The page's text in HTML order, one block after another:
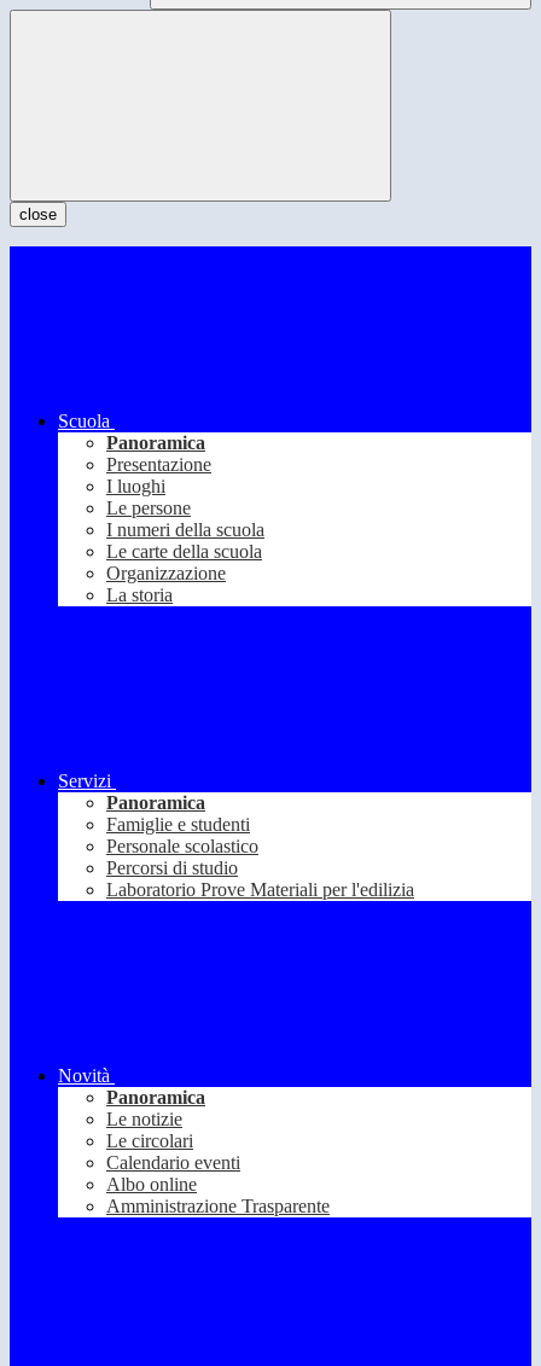
close
Scuola
Panoramica
Presentazione
I luoghi
Le persone
I numeri della scuola
Le carte della scuola
Organizzazione
La storia
Servizi
Panoramica
Famiglie e studenti
Personale scolastico
Percorsi di studio
Laboratorio Prove Materiali per l'edilizia
Novità
Panoramica
Le notizie
Le circolari
Calendario eventi
Albo online
Amministrazione Trasparente